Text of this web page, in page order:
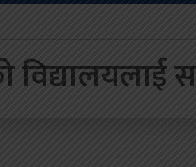
विद्यालयलाई